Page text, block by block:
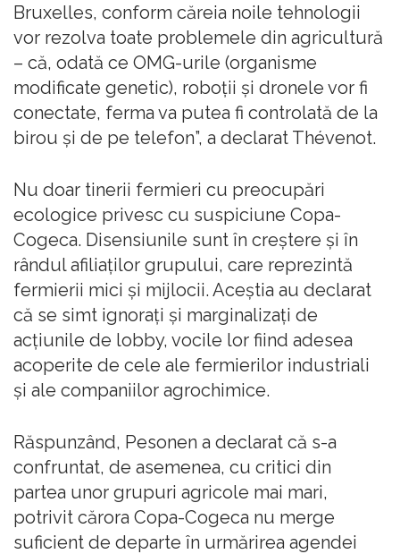
Bruxelles, conform căreia noile tehnologii
vor rezolva toate problemele din agricultură
– că, odată ce OMG-urile (organisme
modificate genetic), roboții și dronele vor fi
conectate, ferma va putea fi controlată de la
birou și de pe telefon”, a declarat Thévenot.
Nu doar tinerii fermieri cu preocupări
ecologice privesc cu suspiciune Copa-
Cogeca. Disensiunile sunt în creștere și în
rândul afiliaților grupului, care reprezintă
fermierii mici și mijlocii. Aceștia au declarat
că se simt ignorați și marginalizați de
acțiunile de lobby, vocile lor fiind adesea
acoperite de cele ale fermierilor industriali
și ale companiilor agrochimice.
Răspunzând, Pesonen a declarat că s-a
confruntat, de asemenea, cu critici din
partea unor grupuri agricole mai mari,
potrivit cărora Copa-Cogeca nu merge
suficient de departe în urmărirea agendei